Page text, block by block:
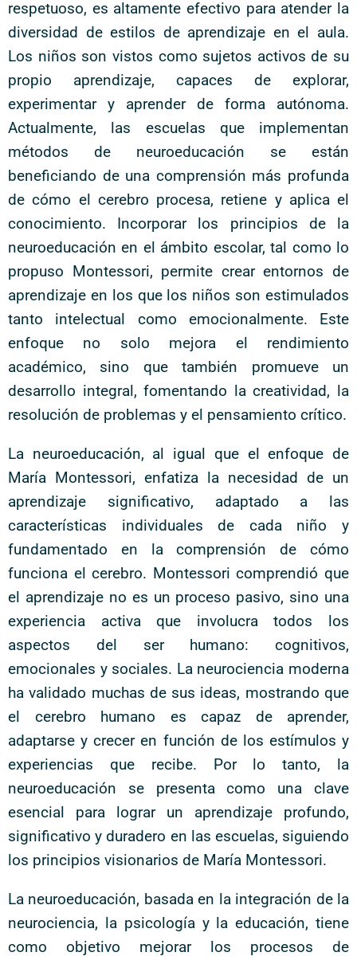
respetuoso, es altamente efectivo para atender la
diversidad de estilos de aprendizaje en el aula.
Los niños son vistos como sujetos activos de su
propio aprendizaje, capaces de explorar,
experimentar y aprender de forma autónoma.
Actualmente, las escuelas que implementan
métodos de neuroeducación se están
beneficiando de una comprensión más profunda
de cómo el cerebro procesa, retiene y aplica el
conocimiento. Incorporar los principios de la
neuroeducación en el ámbito escolar, tal como lo
propuso Montessori, permite crear entornos de
aprendizaje en los que los niños son estimulados
tanto intelectual como emocionalmente. Este
enfoque no solo mejora el rendimiento
académico, sino que también promueve un
desarrollo integral, fomentando la creatividad, la
resolución de problemas y el pensamiento crítico.
La neuroeducación, al igual que el enfoque de
María Montessori, enfatiza la necesidad de un
aprendizaje significativo, adaptado a las
características individuales de cada niño y
fundamentado en la comprensión de cómo
funciona el cerebro. Montessori comprendió que
el aprendizaje no es un proceso pasivo, sino una
experiencia activa que involucra todos los
aspectos del ser humano: cognitivos,
emocionales y sociales. La neurociencia moderna
ha validado muchas de sus ideas, mostrando que
el cerebro humano es capaz de aprender,
adaptarse y crecer en función de los estímulos y
experiencias que recibe. Por lo tanto, la
neuroeducación se presenta como una clave
esencial para lograr un aprendizaje profundo,
significativo y duradero en las escuelas, siguiendo
los principios visionarios de María Montessori.
La neuroeducación, basada en la integración de la
neurociencia, la psicología y la educación, tiene
como objetivo mejorar los procesos de